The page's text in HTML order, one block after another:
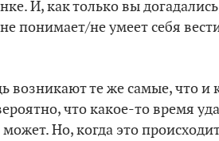
И, как только вы
понимает/не умеет себя
возникают те же самые, что и
что какое-то время
Но, когда это